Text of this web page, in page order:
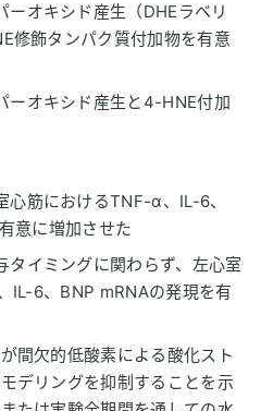
ーオキシド産生（DHEラベリ
修飾タンパク質付加物を有意
ーオキシド産生と4-HNE付加
心筋におけるTNF-α、IL-6、
意に増加させた
タイミングに関わらず、左心室
IL-6、BNP mRNAの発現を有
間欠的低酸素による酸化スト
デリングを抑制することを示